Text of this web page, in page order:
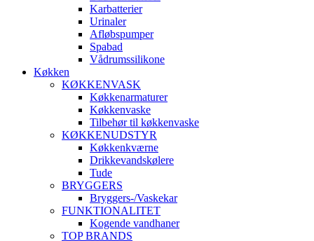
Karbatterier
Urinaler
Afløbspumper
Spabad
Vådrumssilikone
Køkken
KØKKENVASK
Køkkenarmaturer
Køkkenvaske
Tilbehør til køkkenvaske
KØKKENUDSTYR
Køkkenkværne
Drikkevandskølere
Tude
BRYGGERS
Bryggers-/Vaskekar
FUNKTIONALITET
Kogende vandhaner
TOP BRANDS